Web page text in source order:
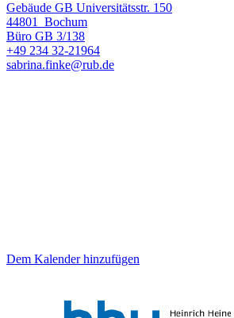
Gebäude GB Universitätsstr. 150
44801 Bochum
Büro GB 3/138
+49 234 32-21964
sabrina.finke@rub.de
Dem Kalender hinzufügen